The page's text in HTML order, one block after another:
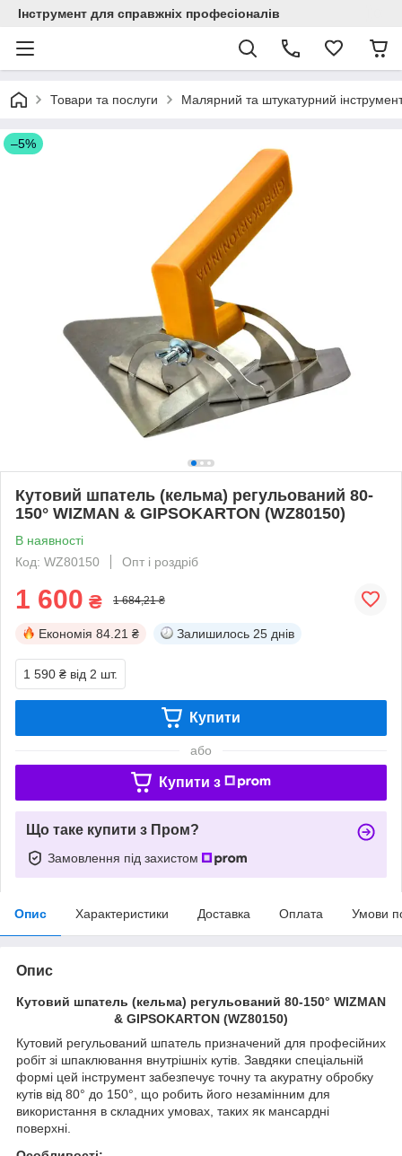
Інструмент для справжніх професіоналів
Товари та послуги Малярний та штукатурний
–5%
Кутовий шпатель (кельма) регульований 80-
150° WIZMAN & GIPSOKARTON (WZ80150)
В наявності
Код: WZ80150
Опт і роздріб
1 600 ₴ 1 684,21 ₴
Економія 84.21 ₴ Залишилось 25 днів
1 590 ₴ від 2 шт.
Купити
або
Купити з
Що таке купити з Пром?
Замовлення під захистом
Опис Характеристики Доставка Оплата Умови
Опис
Кутовий шпатель (кельма) регульований 80-150° WIZMAN
& GIPSOKARTON (WZ80150)
Кутовий регульований шпатель призначений для професійних
робіт зі шпаклювання внутрішніх кутів. Завдяки спеціальній
формі цей інструмент забезпечує точну та акуратну обробку
кутів від 80° до 150°, що робить його незамінним для
використання в складних умовах, таких як мансардні
поверхні.